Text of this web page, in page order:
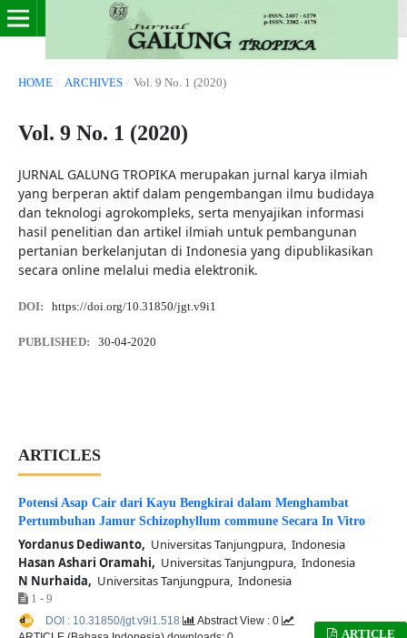
HOME / ARCHIVES / Vol. 9 No. 1 (2020)
Vol. 9 No. 1 (2020)
JURNAL GALUNG TROPIKA merupakan jurnal karya ilmiah
yang berperan aktif dalam pengembangan ilmu budidaya
dan teknologi agrokompleks, serta menyajikan informasi
hasil penelitian dan artikel ilmiah untuk pembangunan
pertanian berkelanjutan di Indonesia yang dipublikasikan
secara online melalui media elektronik.
DOI: https://doi.org/10.31850/jgt.v9i1
PUBLISHED: 30-04-2020
ARTICLES
Potensi Asap Cair dari Kayu Bengkirai dalam Menghambat
Pertumbuhan Jamur Schizophyllum commune Secara In Vitro
Yordanus Dediwanto, Universitas Tanjungpura, Indonesia
Hasan Ashari Oramahi, Universitas Tanjungpura, Indonesia
N Nurhaida, Universitas Tanjungpura, Indonesia
1 - 9
ARTICLE
DOI : 10.31850/jgt.v9i1.518
Abstract View : 0